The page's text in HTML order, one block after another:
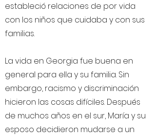
estableció relaciones de por vida
con los niños que cuidaba y con sus
familias.
La vida en Georgia fue buena en
general para ella y su familia. Sin
embargo, racismo y discriminación
hicieron las cosas difíciles. Después
de muchos años en el sur, María y su
esposo decidieron mudarse a un